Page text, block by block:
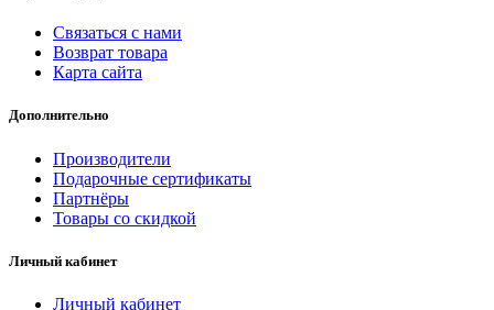
Связаться с нами
Возврат товара
Карта сайта
Дополнительно
Производители
Подарочные сертификаты
Партнёры
Товары со скидкой
Личный кабинет
Личный кабинет